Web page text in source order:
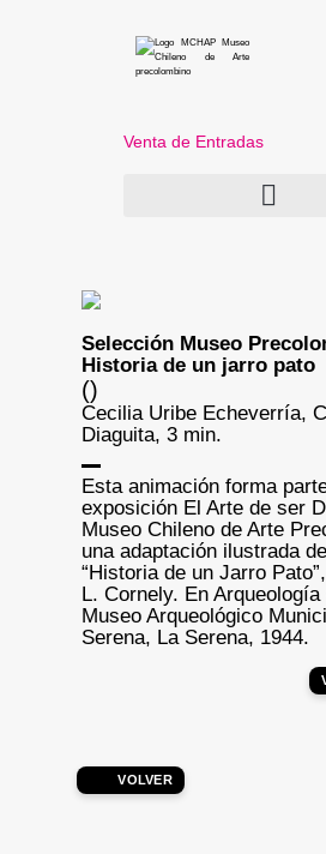
Venta de Entradas
Selección Museo
Historia de un jarro pato
()
Cecilia Uribe Echeverría,
Diaguita, 3 min.
Esta animación forma
exposición El Arte de ser
Museo Chileno de Arte
una adaptación ilustrada
“Historia de un Jarro
L. Cornely. En Arqueología
Museo Arqueológico
Serena, La Serena, 1944.
VOLVER